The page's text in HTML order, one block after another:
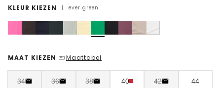
KLEUR KIEZEN | ever green
MAAT KIEZEN | Maattabel
34 36 38 40 42 44